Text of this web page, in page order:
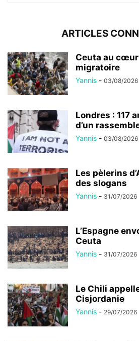
ARTICLES
Ceuta au
migratoire
Yannis - 03/08/2026
Londres : 117
d’un
Yannis - 03/08/2026
Les pèlerins
des slogans
Yannis - 31/07/2026
L’Espagne
Ceuta
Yannis - 31/07/2026
Le Chili
Cisjordanie
Yannis - 29/07/2026